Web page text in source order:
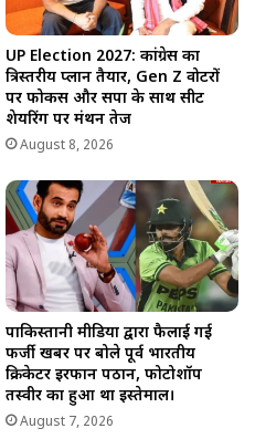
UP Election 2027: कांग्रेस का
त्रिस्तरीय प्लान तैयार, Gen Z वोटरों
पर फोकस और सपा के साथ सीट
शेयरिंग पर मंथन तेज
August 8, 2026
पाकिस्तानी मीडिया द्वारा फैलाई गई
फर्जी खबर पर बोले पूर्व भारतीय
क्रिकेटर इरफान पठान, फोटोशॉप
तस्वीर का हुआ था इस्तेमाल।
August 7, 2026